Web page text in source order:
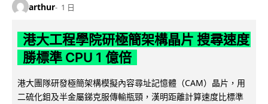
arthur 1 日
港大工程學院研極簡架構晶片 搜尋速度
勝標準 CPU 1 億倍
港大團隊研發極簡架構模擬內容尋址記憶體（CAM）晶片，用
二硫化鉬及半金屬銻克服傳輸瓶頸，漢明距離計算速度比標準